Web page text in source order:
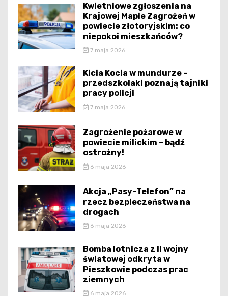
Kwietniowe zgłoszenia na
Krajowej Mapie Zagrożeń w
powiecie złotoryjskim: co
niepokoi mieszkańców?
7 maja 2026
Kicia Kocia w mundurze –
przedszkolaki poznają tajniki
pracy policji
7 maja 2026
Zagrożenie pożarowe w
powiecie milickim – bądź
ostrożny!
6 maja 2026
Akcja „Pasy–Telefon” na
rzecz bezpieczeństwa na
drogach
6 maja 2026
Bomba lotnicza z II wojny
światowej odkryta w
Pieszkowie podczas prac
ziemnych
6 maja 2026